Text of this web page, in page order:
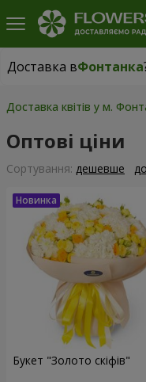
Доставка вФонтанка
Доставка вФонтанка
Доставка квітів у м.
Оптові ціни
Сортування: дешевше
Букет "Золото скіфів"